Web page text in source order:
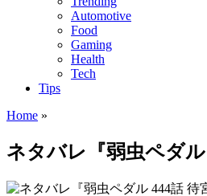
Automotive
Food
Gaming
Health
Tech
Tips
Home »
ネタバレ『弱虫ペダ